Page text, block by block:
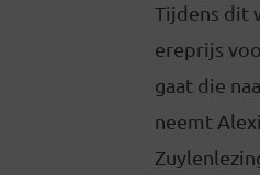
Tijdens dit
ereprijs
gaat die
neemt